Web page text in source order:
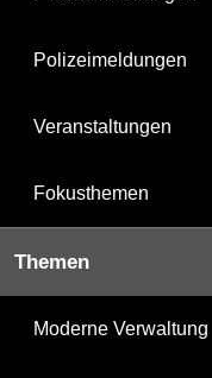
Polizeimeldungen
Veranstaltungen
Fokusthemen
Themen
Moderne Verwaltung